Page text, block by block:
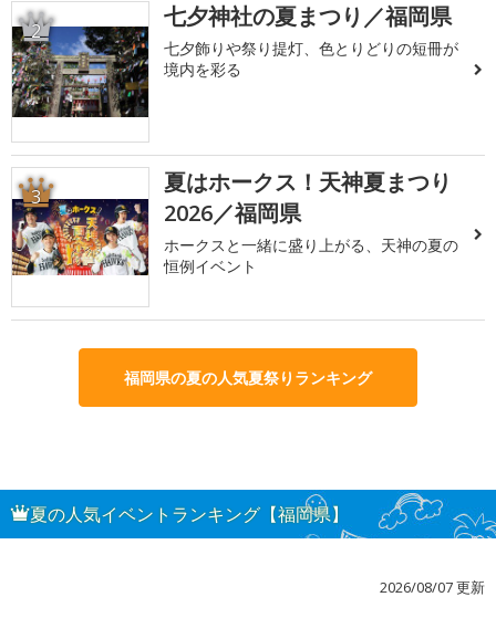
2 七夕神社の夏まつり／福岡県
七夕飾りや祭り提灯、色とりどりの短冊が
境内を彩る
3
夏はホークス！天神夏まつり
2026／福岡県
ホークスと一緒に盛り上がる、天神の夏の
恒例イベント
福岡県の夏の人気夏祭りランキング
夏の人気イベントランキング【福岡県】
2026/08/07 更新